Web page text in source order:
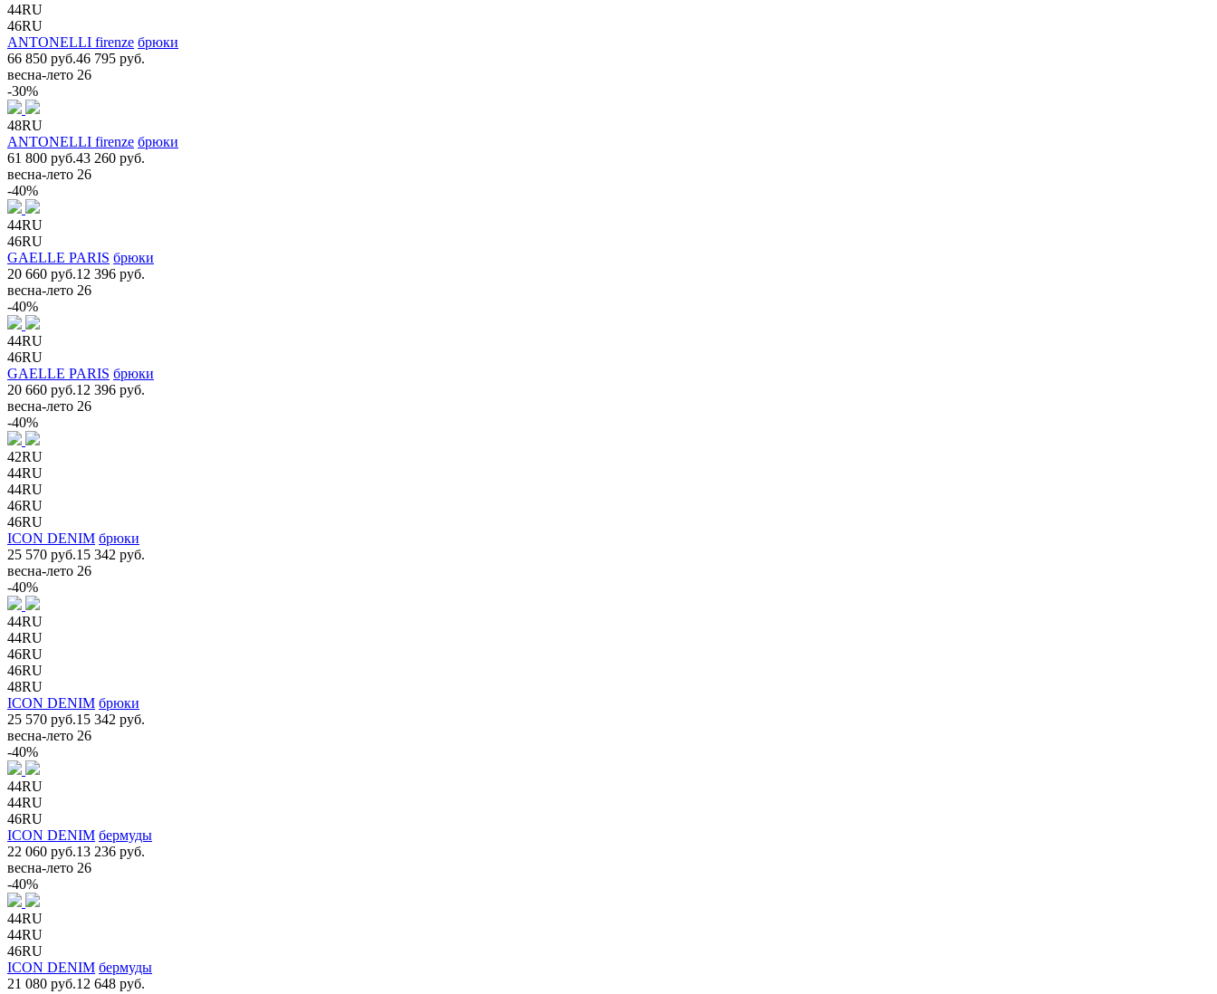
44RU
46RU
ANTONELLI firenze брюки
66 850 руб.46 795 руб.
весна-лето 26
-30%
48RU
ANTONELLI firenze брюки
61 800 руб.43 260 руб.
весна-лето 26
-40%
44RU
46RU
GAELLE PARIS брюки
20 660 руб.12 396 руб.
весна-лето 26
-40%
44RU
46RU
GAELLE PARIS брюки
20 660 руб.12 396 руб.
весна-лето 26
-40%
42RU
44RU
44RU
46RU
46RU
ICON DENIM брюки
25 570 руб.15 342 руб.
весна-лето 26
-40%
44RU
44RU
46RU
46RU
48RU
ICON DENIM брюки
25 570 руб.15 342 руб.
весна-лето 26
-40%
44RU
44RU
46RU
ICON DENIM бермуды
22 060 руб.13 236 руб.
весна-лето 26
-40%
44RU
44RU
46RU
ICON DENIM бермуды
21 080 руб.12 648 руб.